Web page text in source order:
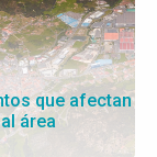
que afectan
al área